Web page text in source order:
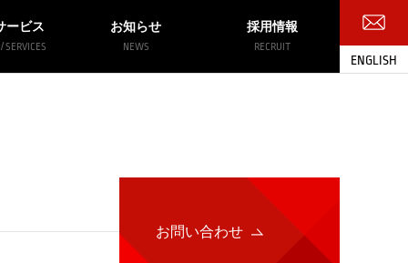
ービス
SERVICES
お知らせ
NEWS
採用情報
RECRUIT
お問い合わせ
ENGLISH
お問い合わせ